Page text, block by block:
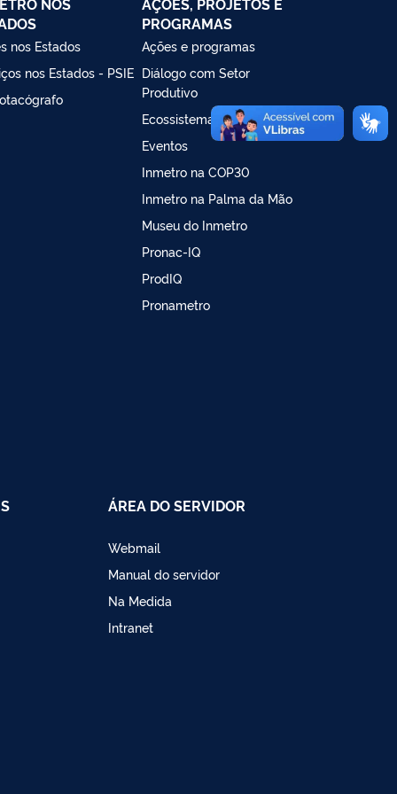
nos Estados
nos Estados - PSIE
PROGRAMAS
Ações e programas
Diálogo com Setor
Produtivo
Ecossistema de inovação
Eventos
Inmetro na COP30
Inmetro na Palma da Mão
Museu do Inmetro
Pronac-IQ
ProdIQ
Pronametro
ÁREA DO SERVIDOR
Webmail
Manual do servidor
Na Medida
Intranet